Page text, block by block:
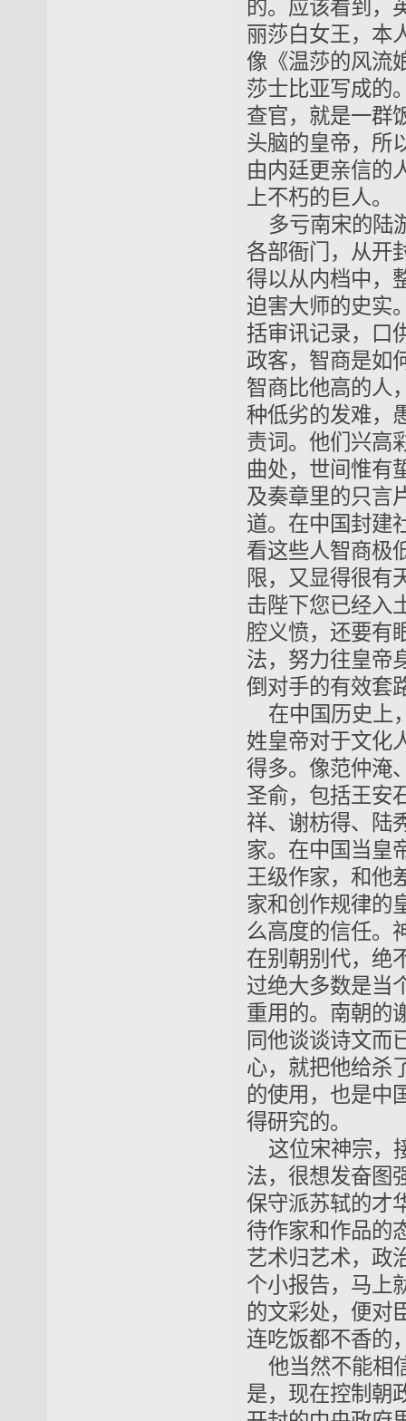
的。应该看到，
丽莎白女王，本
像《温莎的风流
莎士比亚写成的
查官，就是一群
头脑的皇帝，所
由内廷更亲信的
上不朽的巨人。
多亏南宋的陆
各部衙门，从开
得以从内档中，
迫害大师的史实
括审讯记录，口
政客，智商是如
智商比他高的人
种低劣的发难，
责词。他们兴高
曲处，世间惟有
及奏章里的只言
道。在中国封建
看这些人智商极
限，又显得很有
击陛下您已经入
腔义愤，还要有
法，努力往皇帝
倒对手的有效套
在中国历史上
姓皇帝对于文化
得多。像范仲淹
圣俞，包括王安
祥、谢枋得、陆
家。在中国当皇
王级作家，和他
家和创作规律的
么高度的信任。
在别朝别代，绝
过绝大多数是当
重用的。南朝的
同他谈谈诗文而
心，就把他给杀
的使用，也是中
得研究的。
这位宋神宗，
法，很想发奋图
保守派苏轼的才
待作家和作品的
艺术归艺术，政
个小报告，马上
的文彩处，便对
连吃饭都不香的
他当然不能相
是，现在控制朝